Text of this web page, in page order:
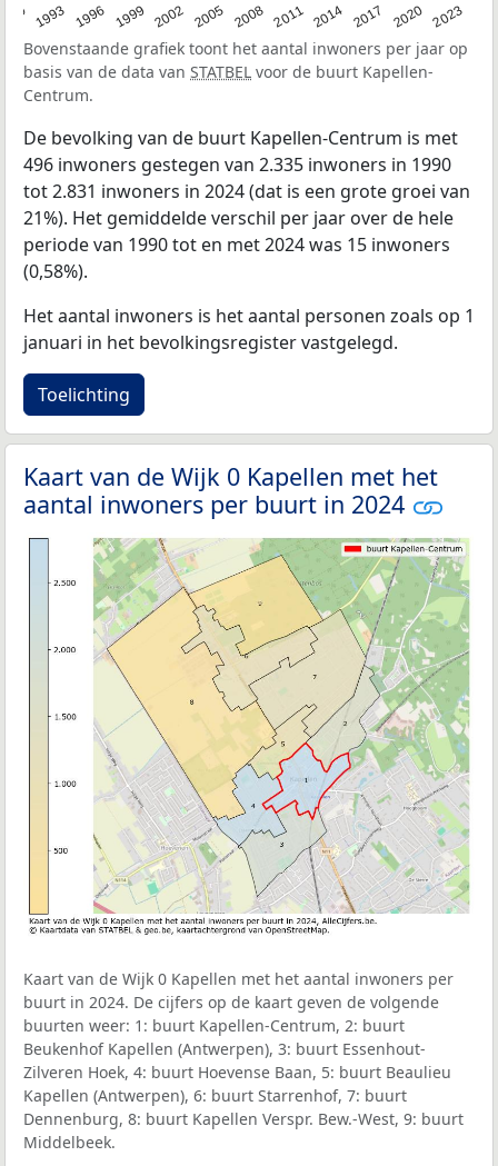
1993 1996 1999 2002 2005 2008 2011 2014 2017 2020 2023
Bovenstaande grafiek toont het aantal inwoners per jaar op
basis van de data van STATBEL voor de buurt Kapellen-
Centrum.
De bevolking van de buurt Kapellen-Centrum is met
496 inwoners gestegen van 2.335 inwoners in 1990
tot 2.831 inwoners in 2024 (dat is een grote groei van
21%). Het gemiddelde verschil per jaar over de hele
periode van 1990 tot en met 2024 was 15 inwoners
(0,58%).
Het aantal inwoners is het aantal personen zoals op 1
januari in het bevolkingsregister vastgelegd.
Toelichting
Kaart van de Wijk 0 Kapellen met het
aantal inwoners per buurt in 2024
Kaart van de Wijk 0 Kapellen met het aantal inwoners per
buurt in 2024. De cijfers op de kaart geven de volgende
buurten weer: 1: buurt Kapellen-Centrum, 2: buurt
Beukenhof Kapellen (Antwerpen), 3: buurt Essenhout-
Zilveren Hoek, 4: buurt Hoevense Baan, 5: buurt Beaulieu
Kapellen (Antwerpen), 6: buurt Starrenhof, 7: buurt
Dennenburg, 8: buurt Kapellen Verspr. Bew.-West, 9: buurt
Middelbeek.